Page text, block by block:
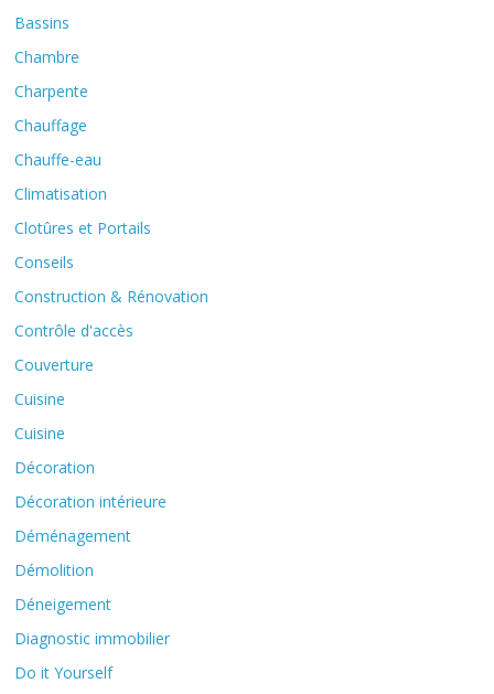
Bassins
Chambre
Charpente
Chauffage
Chauffe-eau
Climatisation
Clotûres et Portails
Conseils
Construction & Rénovation
Contrôle d'accès
Couverture
Cuisine
Cuisine
Décoration
Décoration intérieure
Déménagement
Démolition
Déneigement
Diagnostic immobilier
Do it Yourself